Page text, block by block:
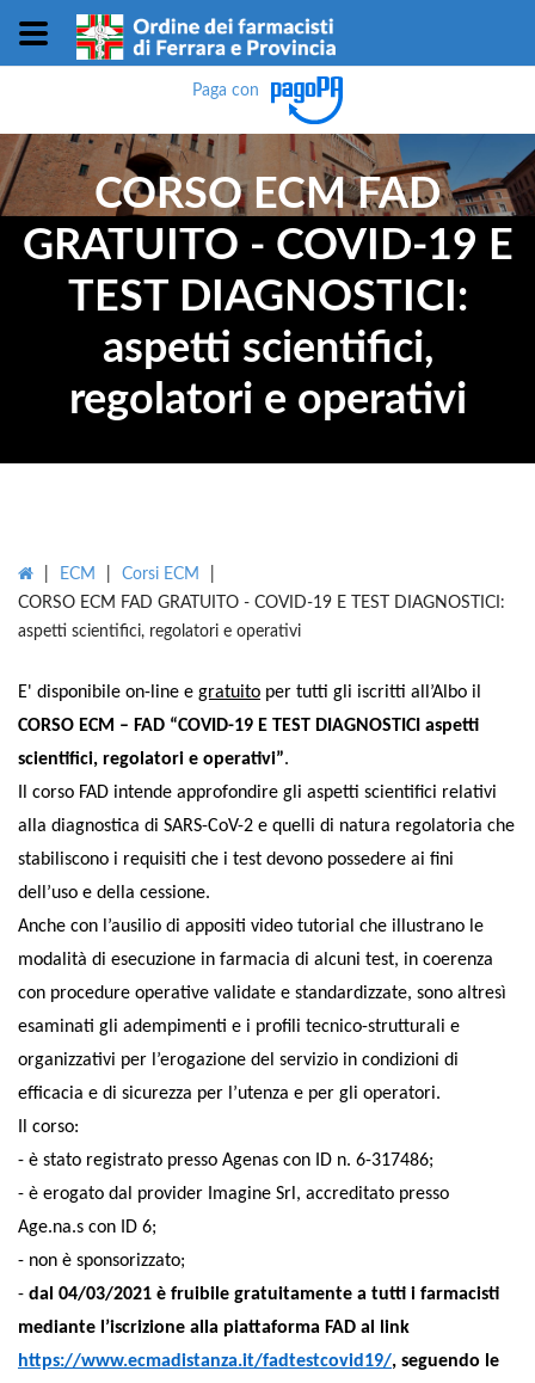
Paga con
CORSO ECM FAD
GRATUITO - COVID-19 E
TEST DIAGNOSTICI:
aspetti scientifici,
regolatori e operativi
ECM Corsi ECM
CORSO ECM FAD GRATUITO - COVID-19 E TEST DIAGNOSTICI:
aspetti scientifici, regolatori e operativi
E' disponibile on-line e gratuito per tutti gli iscritti all’Albo il
CORSO ECM – FAD “COVID-19 E TEST DIAGNOSTICI aspetti
scientifici, regolatori e operativi”.
Il corso FAD intende approfondire gli aspetti scientifici relativi
alla diagnostica di SARS-CoV-2 e quelli di natura regolatoria che
stabiliscono i requisiti che i test devono possedere ai fini
dell’uso e della cessione.
Anche con l’ausilio di appositi video tutorial che illustrano le
modalità di esecuzione in farmacia di alcuni test, in coerenza
con procedure operative validate e standardizzate, sono altresì
esaminati gli adempimenti e i profili tecnico-strutturali e
organizzativi per l’erogazione del servizio in condizioni di
efficacia e di sicurezza per l’utenza e per gli operatori.
Il corso:
- è stato registrato presso Agenas con ID n. 6-317486;
- è erogato dal provider Imagine Srl, accreditato presso
Age.na.s con ID 6;
- non è sponsorizzato;
- dal 04/03/2021 è fruibile gratuitamente a tutti i farmacisti
mediante l’iscrizione alla piattaforma FAD al link
https://www.ecmadistanza.it/fadtestcovid19/, seguendo le